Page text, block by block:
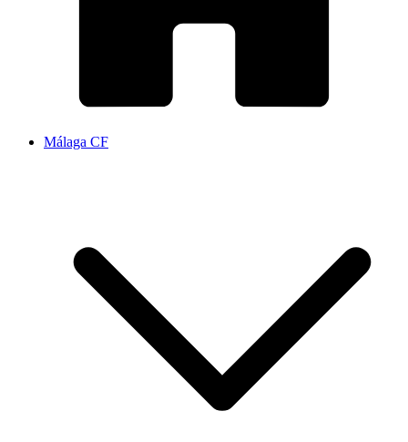
Málaga CF